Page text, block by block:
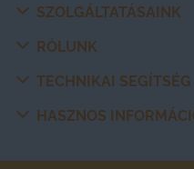
SZOLGÁLTATÁSAINK
RÓLUNK
TECHNIKAI SEGÍTSÉG
HASZNOS